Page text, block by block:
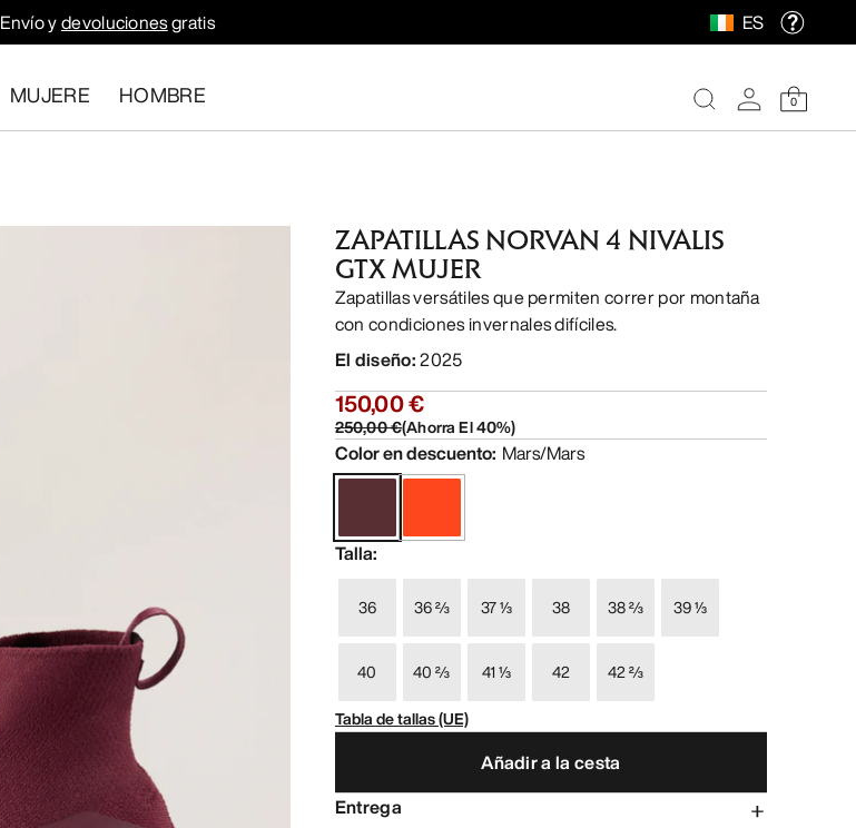
Envío ydevolucionesgratis ES
MUJERE HOMBRE 0
ZAPATILLAS NORVAN 4 NIVALIS
GTX MUJER
Zapatillas versátiles que permiten correr por montaña
con condiciones invernales difíciles.
El diseño:2025
150,00 €
250,00 €(Ahorra El40%)
Color en descuento: Mars/Mars
Talla:
36 36 ⅔ 37 ⅓ 38 38 ⅔ 39 ⅓
40 40 ⅔ 41 ⅓ 42
42 ⅔
Tabla de tallas (UE)
Añadir a la cesta
Entrega